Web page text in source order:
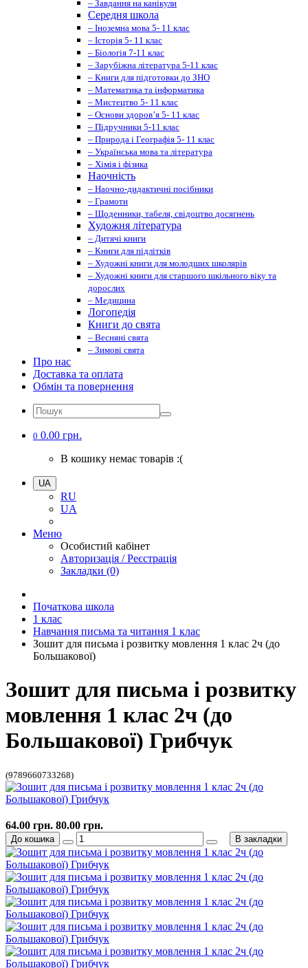
– Завдання на канікули
Середня школа
– Іноземна мова 5- 11 клас
– Історія 5- 11 клас
– Біологія 7-11 клас
– Зарубіжна література 5-11 клас
– Книги для підготовки до ЗНО
– Математика та інформатика
– Мистецтво 5- 11 клас
– Основи здоров’я 5- 11 клас
– Підручники 5-11 клас
– Природа і Географія 5- 11 клас
– Українська мова та література
– Хімія і фізика
Наочність
– Наочно-дидактичні посібники
– Грамоти
– Щоденники, табеля, свідоцтво досягнень
Художня література
– Дитячі книги
– Книги для підлітків
– Художні книги для молодших школярів
– Художні книги для старшого шкільного віку та
дорослих
– Медицина
Логопедія
Книги до свята
– Весняні свята
– Зимові свята
Про нас
Доставка та оплата
Обмін та повернення
0 0.00 грн.
В кошику немає товарів :(
UA
RU
UA
Меню
Особистий кабінет
Авторизація / Реєстрація
Закладки (0)
Початкова школа
1 клас
Навчання письма та читання 1 клас
Зошит для письма і розвитку мовлення 1 клас 2ч (до
Большакової)
Зошит для письма і розвитку
мовлення 1 клас 2ч (до
Большакової) Грибчук
(9789660733268)
64.00 грн. 80.00 грн.
До кошика В закладки